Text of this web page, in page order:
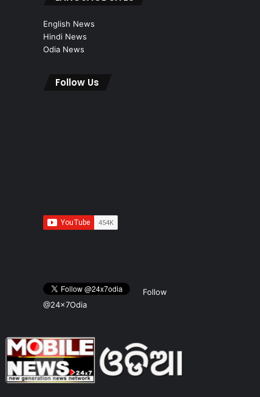
English News
Hindi News
Odia News
Follow Us
Follow
@24x7Odia